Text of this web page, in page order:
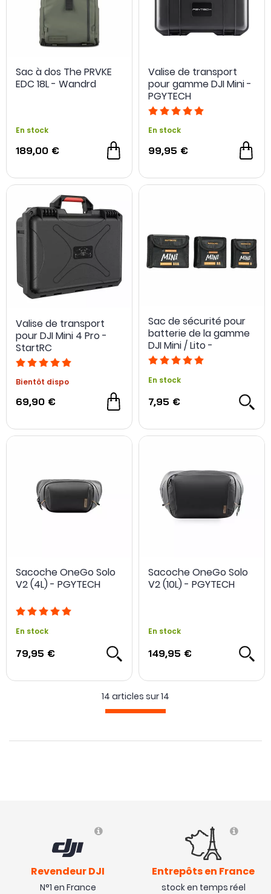
NOUVEAU
Sac à dos The PRVKE
EDC 18L - Wandrd
En stock
189,00 €
Valise de transport
pour gamme DJI Mini -
PGYTECH
En stock
99,95 €
Valise de transport
pour DJI Mini 4 Pro -
StartRC
Bientôt dispo
69,90 €
Sac de sécurité pour
batterie de la gamme
DJI Mini / Lito -
Sunnylife
En stock
7,95 €
Sacoche OneGo Solo
V2 (4L) - PGYTECH
En stock
79,95 €
Sacoche OneGo Solo
V2 (10L) - PGYTECH
En stock
149,95 €
14 articles sur14
Revendeur DJI
N°1 en France
Entrepôts en France
stock en temps réel